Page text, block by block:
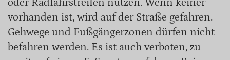
oder Radfahrstreifen nutzen. Wenn keiner
vorhanden ist, wird auf der Straße gefahren.
Gehwege und Fußgängerzonen dürfen nicht
befahren werden. Es ist auch verboten, zu